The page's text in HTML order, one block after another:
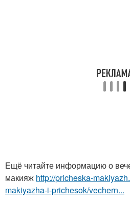
Ещё читайте информацию о
макияж http://pricheska-
makiyazha-i-prichesok/vechern...